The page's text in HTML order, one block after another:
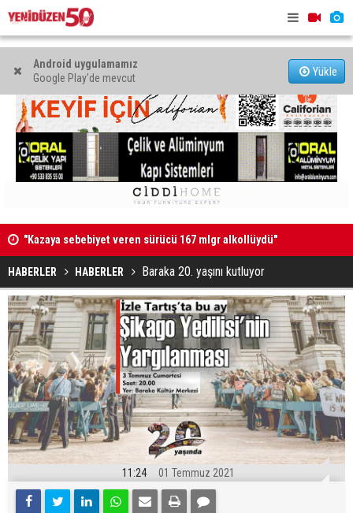
Android uygulamamız
Google Play'de mevcut
Yükle
“Mahkeme kararlarını geçersiz kılacak yetki kabul
edilemez”
HABERLER HABERLER Baraka 20. yaşını kutluyor
11:24 01 Temmuz 2021